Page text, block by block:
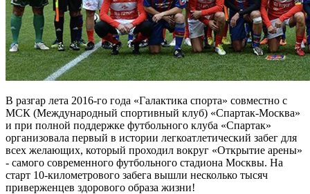
В разгар лета 2016-го года «Галактика спорта» совместно с
МСК (Международный спортивный клуб) «Спартак-Москва»
и при полной поддержке футбольного клуба «Спартак»
организовала первый в истории легкоатлетический забег для
всех желающих, который проходил вокруг «Открытие арены»
- самого современного футбольного стадиона Москвы. На
старт 10-километрового забега вышли несколько тысяч
приверженцев здорового образа жизни!